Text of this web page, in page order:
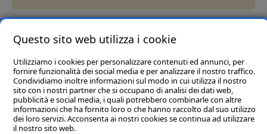
Fax: 0824 817 977
Termini e condizioniPrivacy PolicyCookie policy
Del Vecchio Agriservizi Srl
Questo sito web utilizza i cookie
Utilizziamo i cookies per personalizzare contenuti ed annunci, per
fornire funzionalità dei social media e per analizzare il nostro traffico.
Condividiamo inoltre informazioni sul modo in cui utilizza il nostro
sito con i nostri partner che si occupano di analisi dei dati web,
pubblicità e social media, i quali potrebbero combinarle con altre
informazioni che ha fornito loro o che hanno raccolto dal suo utilizzo
dei loro servizi. Acconsenta ai nostri cookies se continua ad utilizzare
il nostro sito web.